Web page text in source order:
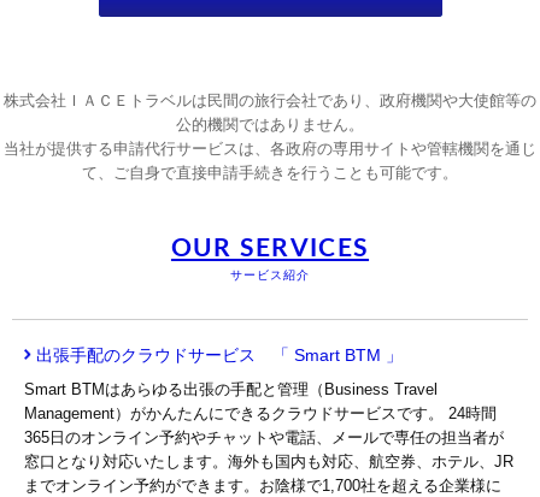
株式会社ＩＡＣＥトラベルは民間の旅行会社であり、政府機関や大使館等の
公的機関ではありません。
当社が提供する申請代行サービスは、各政府の専用サイトや管轄機関を通じ
て、ご自身で直接申請手続きを行うことも可能です。
OUR SERVICES
サービス紹介
出張手配のクラウドサービス 「 Smart BTM 」
Smart BTMはあらゆる出張の手配と管理（Business Travel
Management）がかんたんにできるクラウドサービスです。 24時間
365日のオンライン予約やチャットや電話、メールで専任の担当者が
窓口となり対応いたします。海外も国内も対応、航空券、ホテル、JR
までオンライン予約ができます。お陰様で1,700社を超える企業様に